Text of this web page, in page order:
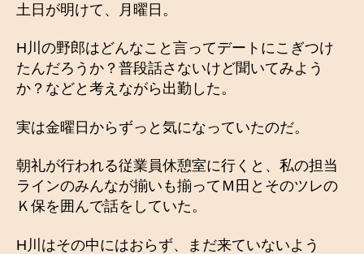
土日が明けて、月曜日。
H川の野郎はどんなこと言ってデートにこぎつけ
たんだろうか？普段話さないけど聞いてみよう
か？などと考えながら出勤した。
実は金曜日からずっと気になっていたのだ。
朝礼が行われる従業員休憩室に行くと、私の担当
ラインのみんなが揃いも揃ってＭ田とそのツレの
Ｋ保を囲んで話をしていた。
H川はその中にはおらず、まだ来ていないよう